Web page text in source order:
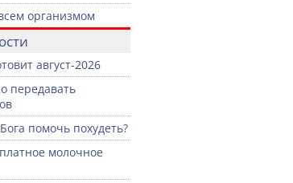
организмом
август-2026
передавать
помочь похудеть?
молочное